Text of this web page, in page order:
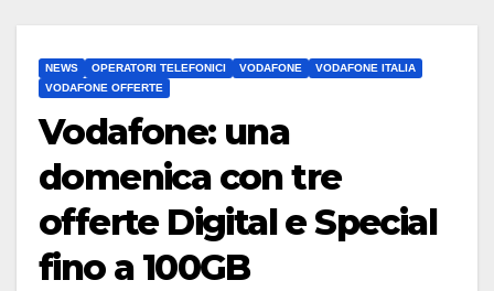
NEWS OPERATORI TELEFONICI VODAFONE
VODAFONE ITALIA
VODAFONE OFFERTE
Vodafone: una
domenica con tre
offerte Digital e Special
fino a 100GB